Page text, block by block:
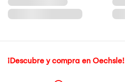
¡Descubre y compra en Oechsle!